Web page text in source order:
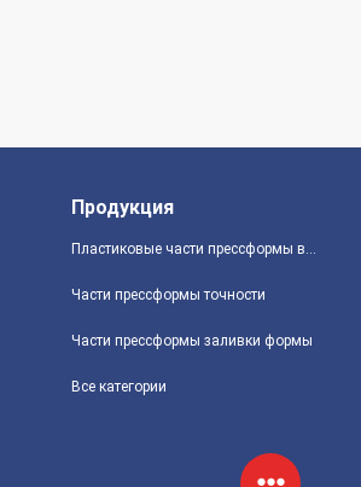
Продукция
Пластиковые части прессформы впрыски
Части прессформы точности
Части прессформы заливки формы
Все категории